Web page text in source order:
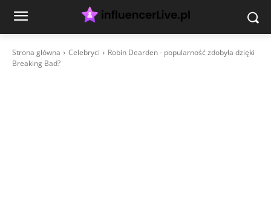
Strona główna Celebryci
Robin Dearden - popularność zdobyła dzięki
Breaking Bad?